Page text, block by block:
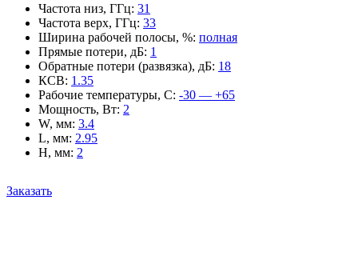
Частота низ, ГГц: 31
Частота верх, ГГц: 33
Ширина рабочей полосы, %: полная
Прямые потери, дБ: 1
Обратные потери (развязка), дБ: 18
КСВ: 1.35
Рабочие температуры, С: -30 — +65
Мощность, Вт: 2
W, мм: 3.4
L, мм: 2.95
H, мм: 2
Заказать